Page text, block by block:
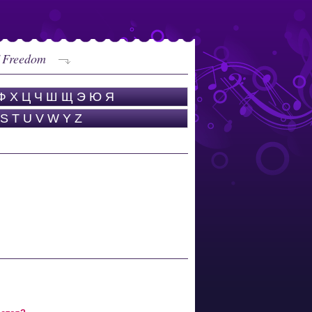
Х Ц Ч Ш Щ Э Ю Я
S T U V W Y Z